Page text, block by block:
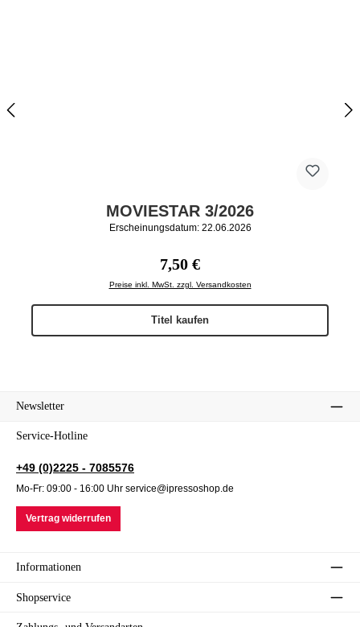
MOVIESTAR 3/2026
Erscheinungsdatum: 22.06.2026
Regulärer Preis:
7,50 €
Preise inkl. MwSt. zzgl. Versandkosten
Titel kaufen
Newsletter
Service-Hotline
+49 (0)2225 - 7085576
Mo-Fr: 09:00 - 16:00 Uhr service@ipressoshop.de
Vertrag widerrufen
Informationen
Shopservice